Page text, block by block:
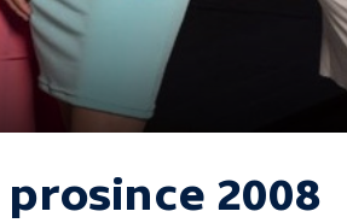
prosince 2008